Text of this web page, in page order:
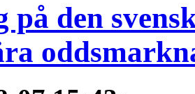
på den